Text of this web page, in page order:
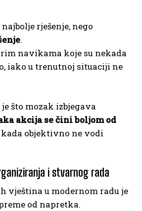
rješenje, nego
.
navikama koje su nekada
iako u trenutnoj situaciji ne
što mozak izbjegava
akcija se čini boljom od
kada objektivno ne vodi
i stvarnog rada
vještina u modernom radu je
od napretka.